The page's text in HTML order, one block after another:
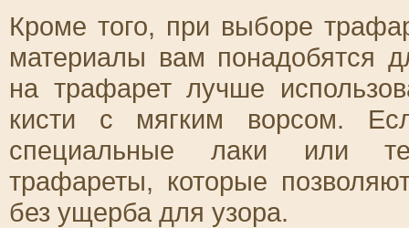
Кроме того, при выборе
материалы вам понадобятся
на трафарет лучше
кисти с мягким ворсом.
специальные лаки или
трафареты, которые
без ущерба для узора.